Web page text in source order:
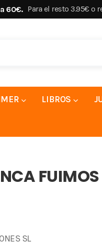
60€. Para el resto 3.95€ o
LIBROS
FUIMOS
SL